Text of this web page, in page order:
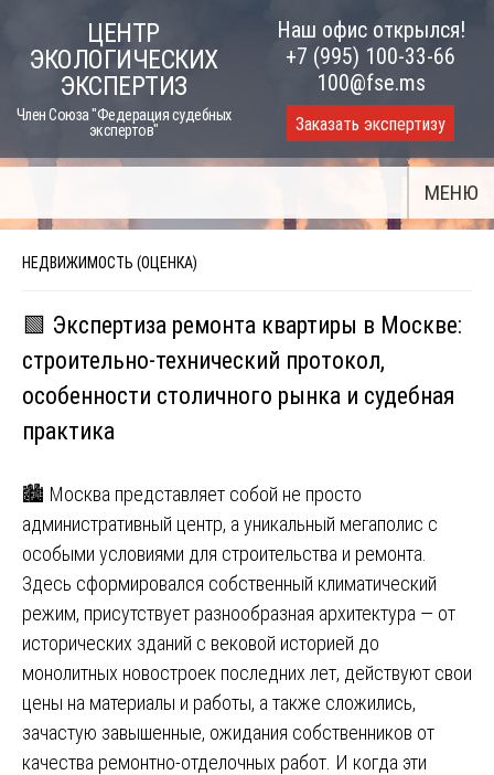
content
ЦЕНТР
ЭКОЛОГИЧЕСКИХ
ЭКСПЕРТИЗ
Член Союза "Федерация судебных
экспертов"
Наш офис открылся!
+7 (995) 100-33-66
100@fse.ms
Заказать экспертизу
МЕНЮ
НЕДВИЖИМОСТЬ (ОЦЕНКА)
🟩 Экспертиза ремонта квартиры в Москве:
строительно-технический протокол,
особенности столичного рынка и судебная
практика
🏙️ Москва представляет собой не просто
административный центр, а уникальный мегаполис с
особыми условиями для строительства и ремонта.
Здесь сформировался собственный климатический
режим, присутствует разнообразная архитектура — от
исторических зданий с вековой историей до
монолитных новостроек последних лет, действуют свои
цены на материалы и работы, а также сложились,
зачастую завышенные, ожидания собственников от
качества ремонтно-отделочных работ. И когда эти